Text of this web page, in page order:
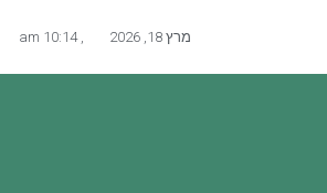
מרץ 18, 2026 ,
10:14 am